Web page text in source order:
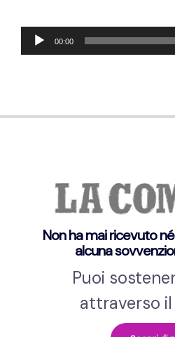
Lecteur
audio
00:00
Non ha mai ricevuto
alcuna
Puoi
attraverso